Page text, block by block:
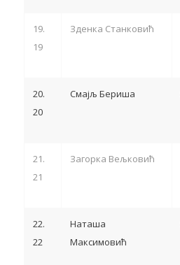
19.
19
Зденка Станковић
20.
20
Смајљ Бериша
21.
21
Загорка Вељковић
22.
22
Наташа
Максимовић